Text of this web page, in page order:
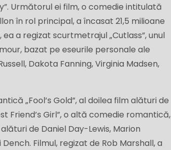
Următorul ei film, o comedie intitulată
în rol principal, a încasat 21,5 milioane
a regizat scurtmetrajul „Cutlass”, unul
bazat pe eseurile personale ale
Dakota Fanning, Virginia Madsen,
„Fool’s Gold”, al doilea film alături de
Friend’s Girl”, o altă comedie romantică,
de Daniel Day-Lewis, Marion
Filmul, regizat de Rob Marshall, a